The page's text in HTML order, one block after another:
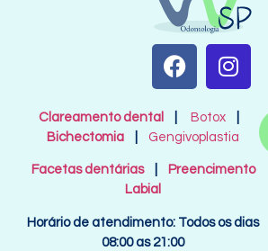
Clareamento dental Botox
Bichectomia
Gengivoplastia
Facetas dentárias
Preencimento
Labial
Horário de atendimento: Todos os dias
08:00 as 21:00